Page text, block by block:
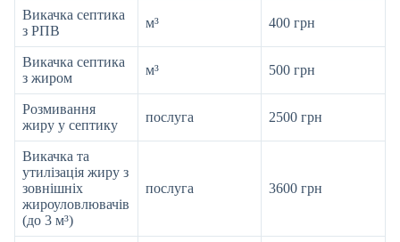
Викачка септика
з РПВ
м³ 400 грн
Викачка септика
з жиром
м³ 500 грн
Розмивання
жиру у септику
послуга 2500 грн
Викачка та
утилізація жиру з
зовнішніх
жироуловлювачів
(до 3 м³)
послуга 3600 грн